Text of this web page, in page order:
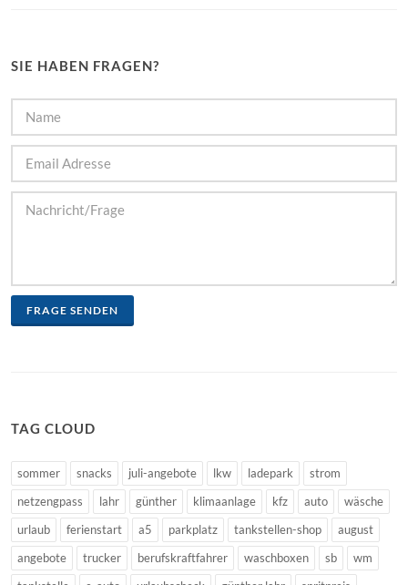
SIE HABEN FRAGEN?
FRAGE SENDEN
TAG CLOUD
sommer snacks juli-angebote lkw ladepark
strom
netzengpass
lahr günther klimaanlage kfz auto
wäsche
urlaub
ferienstart a5 parkplatz tankstellen-shop
august
angebote
trucker berufskraftfahrer waschboxen sb
wm